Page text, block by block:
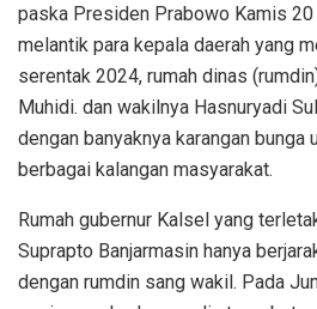
paska Presiden Prabowo Kamis
melantik para kepala daerah yang
serentak 2024, rumah dinas
Muhidi. dan wakilnya Hasnuryadi
dengan banyaknya karangan bunga
berbagai kalangan masyarakat.
Rumah gubernur Kalsel yang
Suprapto Banjarmasin hanya
dengan rumdin sang wakil. Pada